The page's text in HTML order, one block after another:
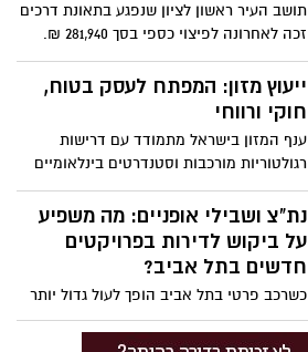
פתרונות שיכולים לסייע – אך השאלה הגדולה
היא: איך בוחרים את הטיפול הנכון?
תושב העיר ראשון לציון שנפגע בתאונת דרכים
זכה לאחרונה לפיצוי כספי בסך 281,940 ₪.
הפיצוי נקבע לאחר שנוהל עבורו תיק משפטי
מול חברת הביטוח, והוכר בנזקי הגוף שנגרמו
לו כתוצאה מהתאונה.
ייעוץ מזון: המפתח לעסק בטוח,
חוקי ורווחי
ענף המזון בישראל מתמודד עם דרישות
רגולטוריות מורכבות וסטנדרטים בינלאומיים
מחמירים. בעלי עסקים ומפעלים נדרשים
לעמוד בתקנות משרד הבריאות, לשמור על
איכות ובטיחות המזון, ולעיתים גם להתאים
את עצמם לדרישות של שווקים בינלאומיים.
כאן נכנס לתמונה ייעוץ מזון מקצועי - ליווי
צמוד שמבטיח שכל שלב בתהליך יהיה נכון,
יעיל וחוקי.
נת"צ ושבילי אופניים: מה משפיע
על ביקוש לדירות בפרויקטים
חדשים בתל אביב?
כשרכב פרטי בתל אביב הופך לעול גדול יותר
מיום ליום, התושבים מחפשים לגור באזורים
שיאפשרו להם להתנייד בקלות בלי להחזיק